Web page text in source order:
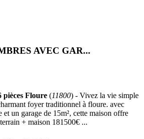
AVEC GAR...
pièces Floure (11800) - Vivez la vie simple
foyer traditionnel à floure. avec
et un garage de 15m², cette maison offre
+ maison 181500€ ...